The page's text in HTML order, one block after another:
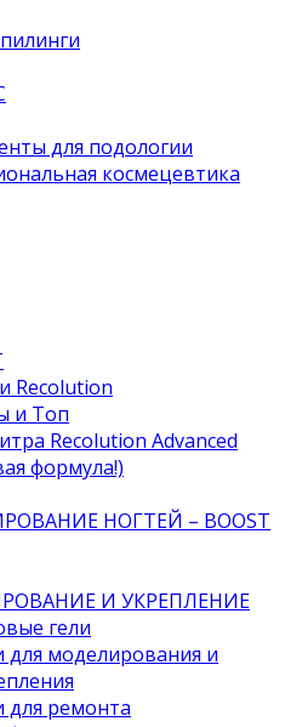
для подологии
космецевтика
Recolution
и Топ
Recolution Advanced
формула!)
НОГТЕЙ – BOOST
И УКРЕПЛЕНИЕ
гели
для моделирования и
для ремонта